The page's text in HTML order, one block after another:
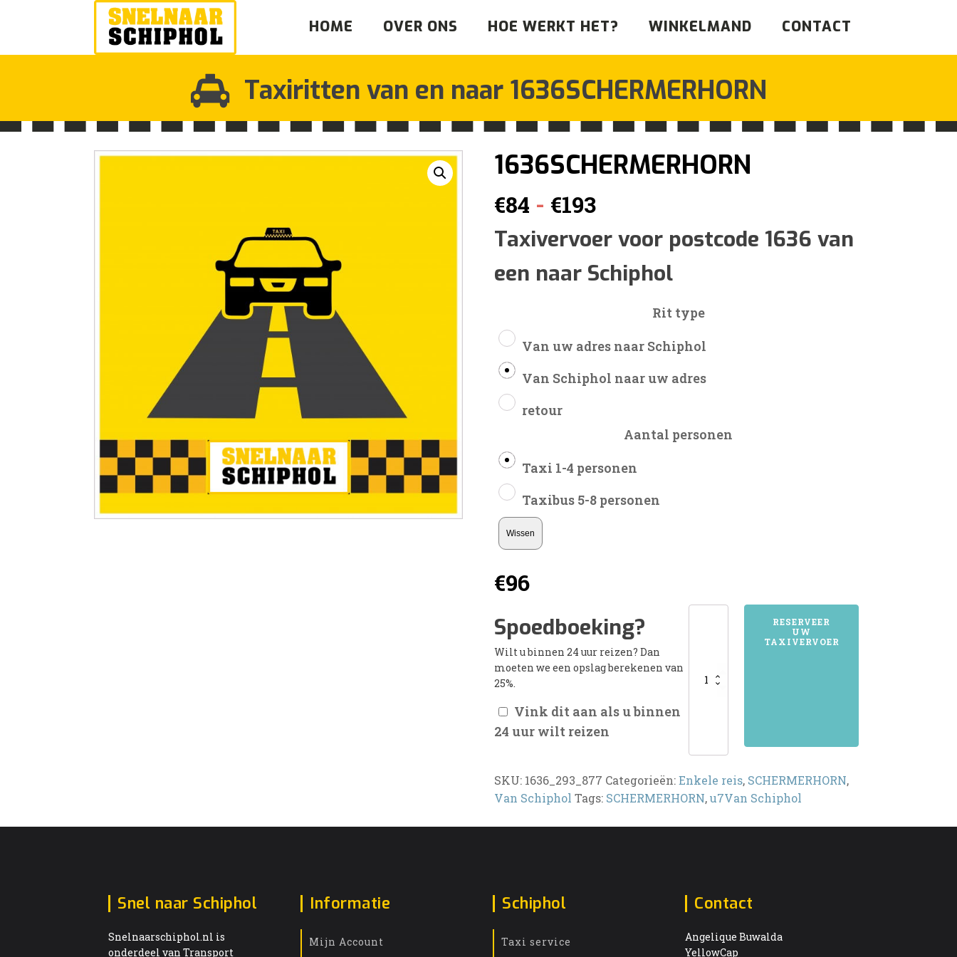
HOME OVER ONS HOE WERKT HET? WINKELMAND CONTACT
Taxiritten van en naar 1636SCHERMERHORN
1636SCHERMERHORN
€84 - €193Prijsklasse:
€84
tot
Taxivervoer voor postcode 1636 van
een naar Schiphol
Rit type
Van uw adres naar Schiphol
Van Schiphol naar uw adres
retour
Aantal personen
Taxi 1-4 personen
Taxibus 5-8 personen
Wissen
€96
Spoedboeking?
Wilt u binnen 24 uur reizen? Dan
moeten we een opslag berekenen van
25%.
Vink dit aan als u binnen
24 uur wilt reizen
1636SCHERMERHORN
RESERVEER
UW
TAXIVERVOER
SKU: 1636_293_877 Categorieën:Enkele reis, SCHERMERHORN,
Van Schiphol Tags: SCHERMERHORN,u7Van Schiphol
Snel naar Schiphol
Snelnaarschiphol.nl is
onderdeel van Transport
Informatie
Mijn Account
Schiphol
Taxi service
Contact
Angelique Buwalda
YellowCap